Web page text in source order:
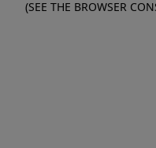
(SEE THE BROWSER